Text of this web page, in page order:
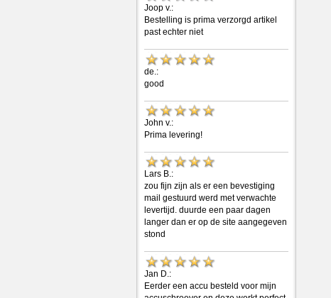
Joop v.:
Bestelling is prima verzorgd artikel
past echter niet
de.:
good
John v.:
Prima levering!
Lars B.:
zou fijn zijn als er een bevestiging
mail gestuurd werd met verwachte
levertijd. duurde een paar dagen
langer dan er op de site aangegeven
stond
Jan D.:
Eerder een accu besteld voor mijn